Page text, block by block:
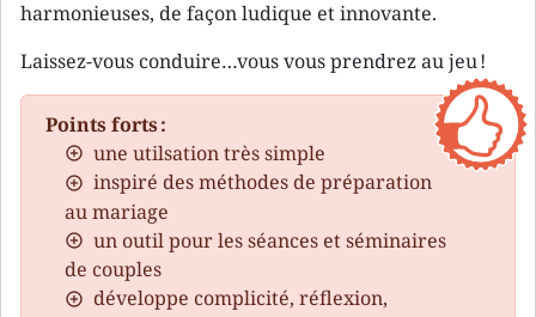
harmonieuses, de façon ludique et innovante.
Laissez-vous conduire…vous vous prendrez au jeu !
Points forts :
une utilsation très simple
inspiré des méthodes de préparation
au mariage
un outil pour les séances et séminaires
de couples
développe complicité, réflexion,